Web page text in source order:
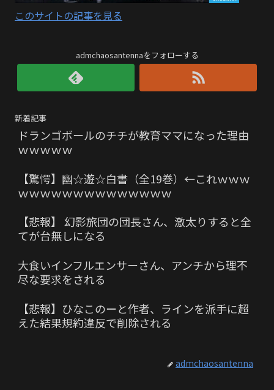
このサイトの記事を見る
admchaosantennaをフォローする
新着記事
ドランゴボールのチチが教育ママになった理由
ｗｗｗｗｗ
【驚愕】幽☆遊☆白書（全19巻）←これｗｗｗ
ｗｗｗｗｗｗｗｗｗｗｗｗｗｗ
【悲報】 幻影旅団の団長さん、激太りすると全
てが台無しになる
大食いインフルエンサーさん、アンチから理不
尽な要求をされる
【悲報】ひなこのーと作者、ラインを派手に超
えた結果規約違反で削除される
admchaosantenna